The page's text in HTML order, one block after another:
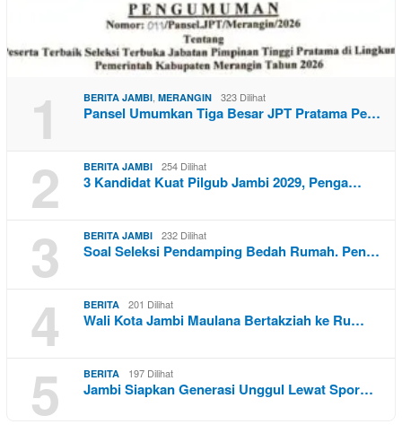
1 BERITA JAMBI, MERANGIN 323 Dilihat
Pansel Umumkan Tiga Besar JPT Pratama Pe…
2 BERITA JAMBI 254 Dilihat
3 Kandidat Kuat Pilgub Jambi 2029, Penga…
3 BERITA JAMBI 232 Dilihat
Soal Seleksi Pendamping Bedah Rumah. Pen…
4 BERITA 201 Dilihat
Wali Kota Jambi Maulana Bertakziah ke Ru…
5 BERITA 197 Dilihat
Jambi Siapkan Generasi Unggul Lewat Spor…